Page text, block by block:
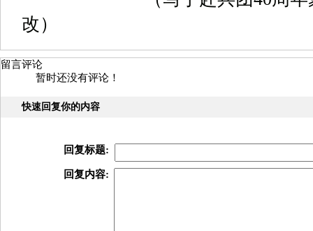
改）
留言评论
暂时还没有评论！
快速回复你的内容
回复标题:
回复内容: